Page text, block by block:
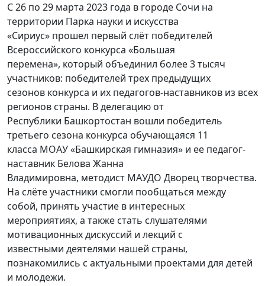
С 26 по 29 марта 2023 года в городе Сочи на
территории Парка науки и искусства
«Сириус» прошел первый слёт победителей
Всероссийского конкурса «Большая
перемена», который объединил более 3 тысяч
участников: победителей трех предыдущих
сезонов конкурса и их педагогов-наставников из всех
регионов страны. В делегацию от
Республики Башкортостан вошли победитель
третьего сезона конкурса обучающаяся 11
класса МОАУ «Башкирская гимназия» и ее педагог-
наставник Белова Жанна
Владимировна, методист МАУДО Дворец творчества.
На слёте участники смогли пообщаться между
собой, принять участие в интересных
мероприятиях, а также стать слушателями
мотивационных дискуссий и лекций с
известными деятелями нашей страны,
познакомились с актуальными проектами для детей
и молодежи.